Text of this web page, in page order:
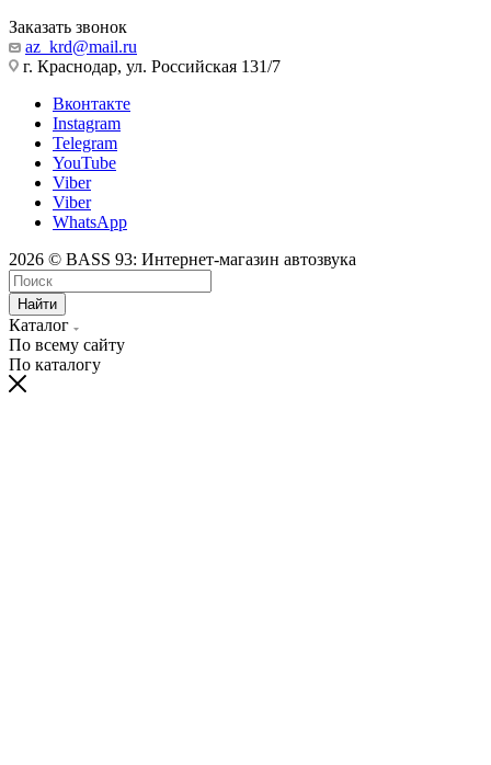
Заказать звонок
az_krd@mail.ru
г. Краснодар, ул. Российская 131/7
Вконтакте
Instagram
Telegram
YouTube
Viber
Viber
WhatsApp
2026 © BASS 93: Интернет-магазин автозвука
Найти
Каталог
По всему сайту
По каталогу